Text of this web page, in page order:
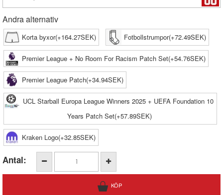
Andra alternativ
Korta byxor(+164.27SEK) Fotbollstrumpor(+72.49SEK)
Premier League + No Room For Racism Patch Set(+54.76SEK)
Premier League Patch(+34.94SEK)
UCL Starball Europa League Winners 2025 + UEFA Foundation 10
Years Patch Set(+57.89SEK)
Kraken Logo(+32.85SEK)
Antal: